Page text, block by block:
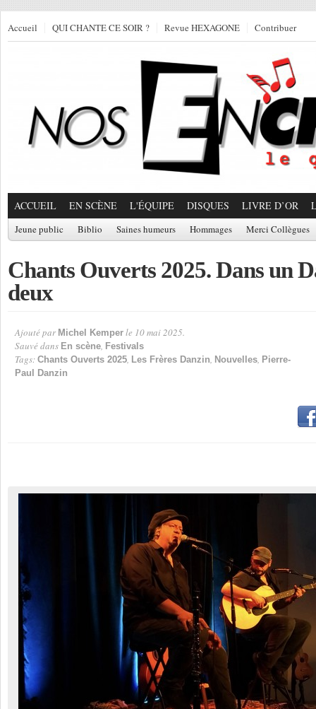
Accueil QUI CHANTE CE SOIR ? Revue HEXAGONE Contribuer
ACCUEIL EN SCÈNE L'ÉQUIPE DISQUES LIVRE D’OR
Jeune public Biblio Saines humeurs Hommages Merci Collègues
Chants Ouverts 2025. Dans un
deux
Ajouté par Michel Kemper le 10 mai 2025.
Sauvé dans En scène, Festivals
Tags: Chants Ouverts 2025, Les Frères Danzin, Nouvelles, Pierre-
Paul Danzin